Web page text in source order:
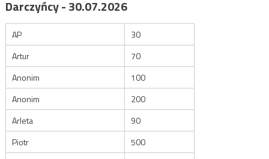
Darczyńcy - 30.07.2026
AP
30
Artur
70
Anonim
100
Anonim
200
Arleta
90
Piotr
500